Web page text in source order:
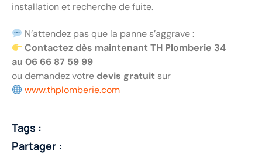
installation et recherche de fuite.
N’attendez pas que la panne s’aggrave :
Contactez dès maintenant TH Plomberie 34
au 06 66 87 59 99
ou demandez votre devis gratuit sur
www.thplomberie.com
Tags :
Partager :